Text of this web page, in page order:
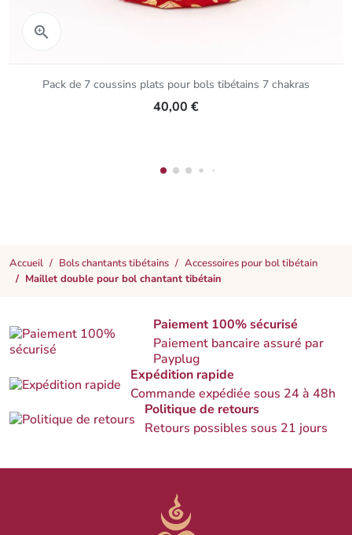

Pack de 7 coussins plats pour bols tibétains 7 chakras
40,00 €
Accueil Bols chantants tibétains
Accessoires pour bol tibétain
Maillet double pour bol chantant tibétain
Paiement 100% sécurisé
Paiement bancaire assuré par
Payplug
Expédition rapide
Commande expédiée sous 24 à 48h
Politique de retours
Retours possibles sous 21 jours